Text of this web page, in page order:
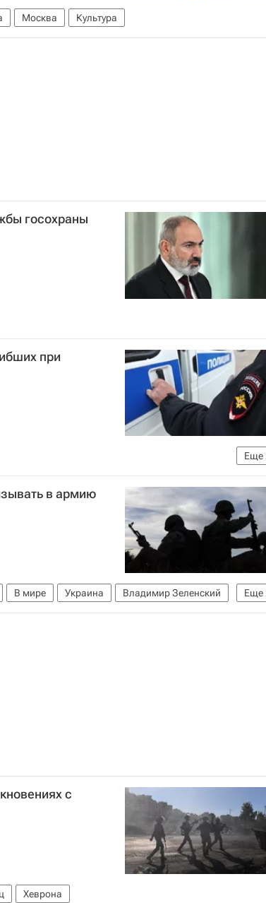
Москва Культура
госохраны
при
Еще
МЧС России (Министерство РФ по делам гражданской обороны, чрезвычайным ситуациям и ликвидации последствий стихийных бедствий)
в армию
Еще
В мире Украина
Владимир Зеленский
Украины
с
Хеврона